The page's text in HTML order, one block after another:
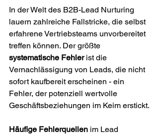
In der Welt des B2B-Lead Nurturing
lauern zahlreiche Fallstricke, die selbst
erfahrene Vertriebsteams unvorbereitet
treffen können. Der größte
systematische Fehler ist die
Vernachlässigung von Leads, die nicht
sofort kaufbereit erscheinen - ein
Fehler, der potenziell wertvolle
Geschäftsbeziehungen im Keim erstickt.
Häufige Fehlerquellen im Lead